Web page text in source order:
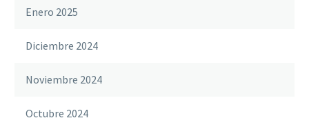
Enero 2025
Diciembre 2024
Noviembre 2024
Octubre 2024